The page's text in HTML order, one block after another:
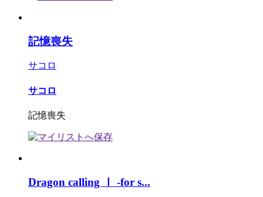
記憶喪失
サコロ
サコロ
記憶喪失
Dragon calling Ⅰ -for s...